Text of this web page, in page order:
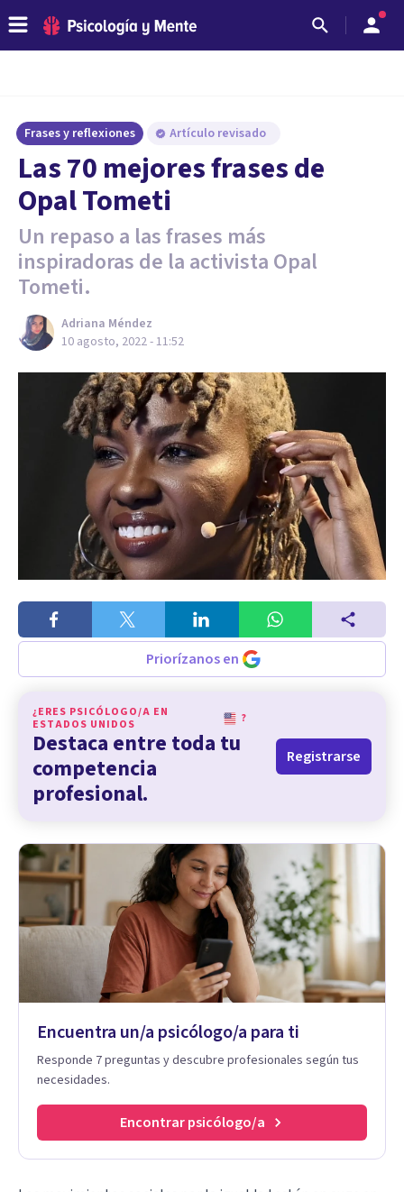
Frases y reflexiones Artículo revisado
Las 70 mejores frases de
Opal Tometi
Un repaso a las frases más
inspiradoras de la activista Opal
Tometi.
Adriana Méndez
10 agosto, 2022 - 11:52
Priorízanos en
¿ERES PSICÓLOGO/A EN
ESTADOS UNIDOS
?
Destaca entre toda tu
competencia
profesional.
Registrarse
Encuentra un/a psicólogo/a para ti
Responde 7 preguntas y descubre profesionales según tus
necesidades.
Encontrar psicólogo/a